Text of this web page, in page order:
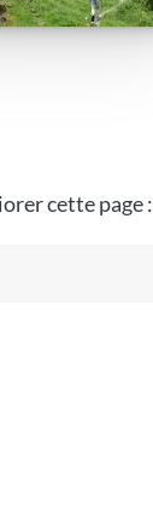
cette page :